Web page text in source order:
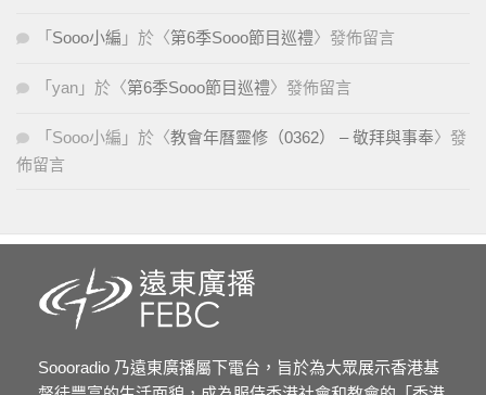
「 Sooo小編 」於〈第6季Sooo節目巡禮〉發佈留言
「 yan 」於〈第6季Sooo節目巡禮〉發佈留言
「 Sooo小編 」於〈教會年曆靈修（0362） – 敬拜與事奉〉發
佈留言
Soooradio 乃遠東廣播屬下電台，旨於為大眾展示香港基